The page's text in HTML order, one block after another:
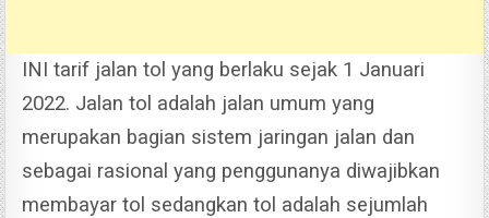
INI tarif jalan tol yang berlaku sejak 1 Januari
2022. Jalan tol adalah jalan umum yang
merupakan bagian sistem jaringan jalan dan
sebagai rasional yang penggunanya diwajibkan
membayar tol sedangkan tol adalah sejumlah